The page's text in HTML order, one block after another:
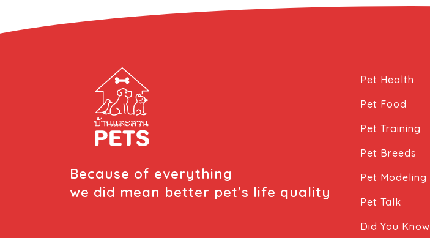
Because of everything
we did mean better pet's life quality
Pet Health
Pet Food
Pet Training
Pet Breeds
Pet Modeling
Pet Talk
Did You Know